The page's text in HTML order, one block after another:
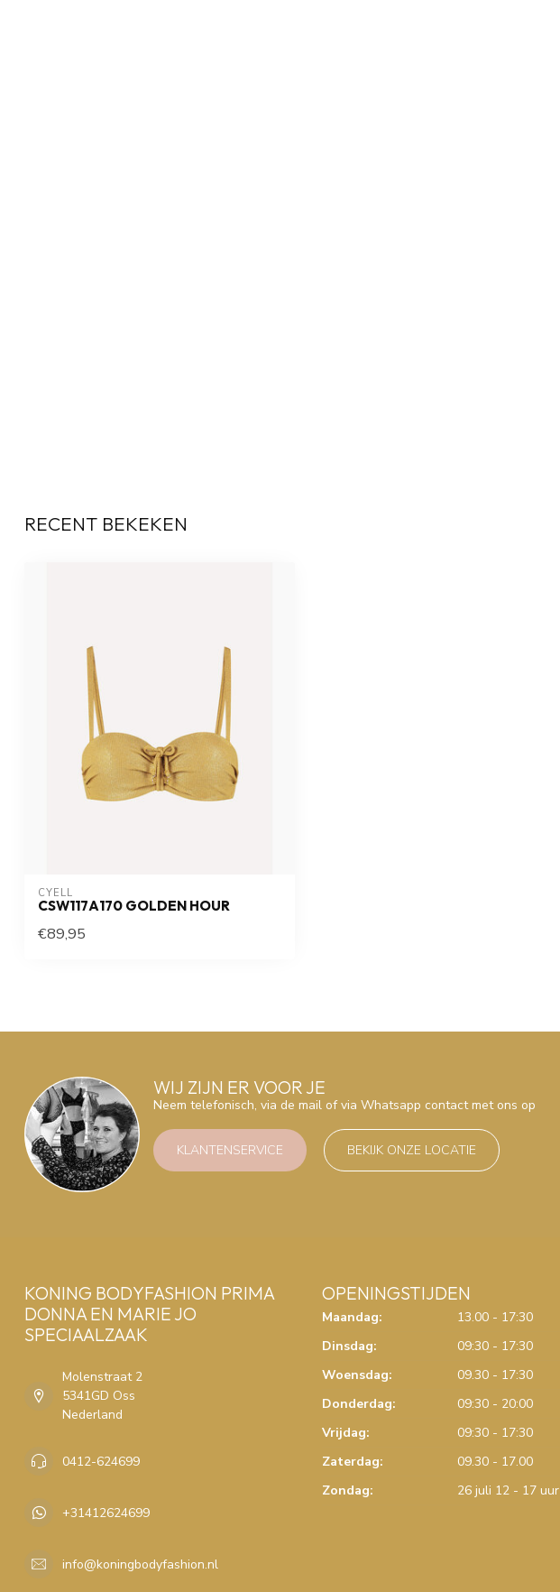
RECENT BEKEKEN
CYELL
CSW117A170 GOLDEN HOUR
€89,95
WIJ ZIJN ER VOOR JE
Neem telefonisch, via de mail of via Whatsapp contact met ons op
KLANTENSERVICE BEKIJK ONZE LOCATIE
KONING BODYFASHION PRIMA
DONNA EN MARIE JO
SPECIAALZAAK
Molenstraat 2
5341GD Oss
Nederland
0412-624699
+31412624699
info@koningbodyfashion.nl
OPENINGSTIJDEN
Maandag:
13.00 - 17:30
Dinsdag:
09:30 - 17:30
Woensdag:
09.30 - 17:30
Donderdag:
09:30 - 20:00
Vrijdag:
09:30 - 17:30
Zaterdag:
09.30 - 17.00
Zondag:
26 juli 12 - 17 uur